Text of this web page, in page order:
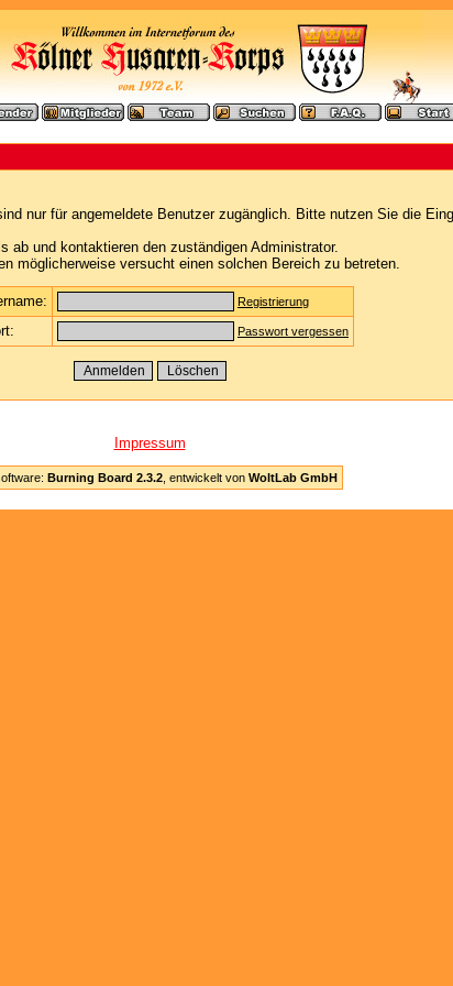
nur für angemeldete Benutzer zugänglich. Bitte nutzen Sie die
ab und kontaktieren den zuständigen Administrator.
möglicherweise versucht einen solchen Bereich zu betreten.
Registrierung
Passwort vergessen
Impressum
Burning Board 2.3.2, entwickelt von WoltLab GmbH